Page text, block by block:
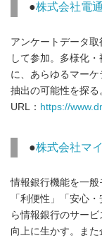
●株式会社電
アンケートデータ
して参加。多様化
に、あらゆるマー
抽出の可能性を探る
URL： https://
●株式会社マ
情報銀行機能を一般
「利便性」「安心
ら情報銀行のサー
向上に生かす。ま